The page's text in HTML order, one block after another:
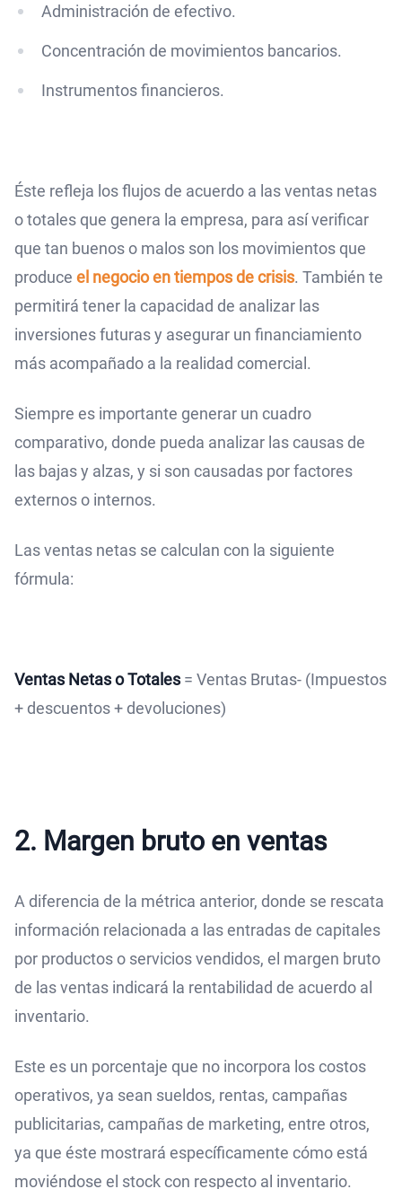
Administración de efectivo.
Concentración de movimientos bancarios.
Instrumentos financieros.
Éste refleja los flujos de acuerdo a las ventas netas
o totales que genera la empresa, para así verificar
que tan buenos o malos son los movimientos que
produce el negocio en tiempos de crisis. También te
permitirá tener la capacidad de analizar las
inversiones futuras y asegurar un financiamiento
más acompañado a la realidad comercial.
Siempre es importante generar un cuadro
comparativo, donde pueda analizar las causas de
las bajas y alzas, y si son causadas por factores
externos o internos.
Las ventas netas se calculan con la siguiente
fórmula:
Ventas Netas o Totales = Ventas Brutas- (Impuestos
+ descuentos + devoluciones)
2. Margen bruto en ventas
A diferencia de la métrica anterior, donde se rescata
información relacionada a las entradas de capitales
por productos o servicios vendidos, el margen bruto
de las ventas indicará la rentabilidad de acuerdo al
inventario.
Este es un porcentaje que no incorpora los costos
operativos, ya sean sueldos, rentas, campañas
publicitarias, campañas de marketing, entre otros,
ya que éste mostrará específicamente cómo está
moviéndose el stock con respecto al inventario.